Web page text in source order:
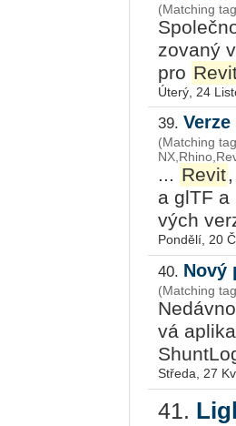
(Matching
zo­va­ný
pro
Úterý, 24
39.
(Matching
... Revit
a glTF
vých
Pondělí, 20
40. Nový
(Matching
vá
Středa, 27
41.